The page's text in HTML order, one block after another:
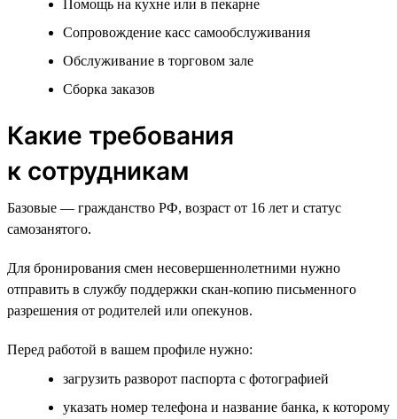
Помощь на кухне или в пекарне
Сопровождение касс самообслуживания
Обслуживание в торговом зале
Сборка заказов
Какие требования
к сотрудникам
Базовые — гражданство РФ, возраст от 16 лет и статус
самозанятого.
Для бронирования смен несовершеннолетними нужно
отправить в службу поддержки скан-копию письменного
разрешения от родителей или опекунов.
Перед работой в вашем профиле нужно:
загрузить разворот паспорта с фотографией
указать номер телефона и название банка, к которому